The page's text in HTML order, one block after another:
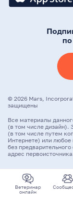
Ветеринар
онлайн
© 2026 Mars,
защищены
Все материалы
(в том числе дизайн).
(в том числе путем
Интернете) или любое
без
адрес